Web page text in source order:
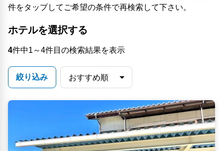
件をタップしてご希望の条件で再検索して下さい。
ホテルを選択する
4件中1～4件目の検索結果を表示
絞り込み